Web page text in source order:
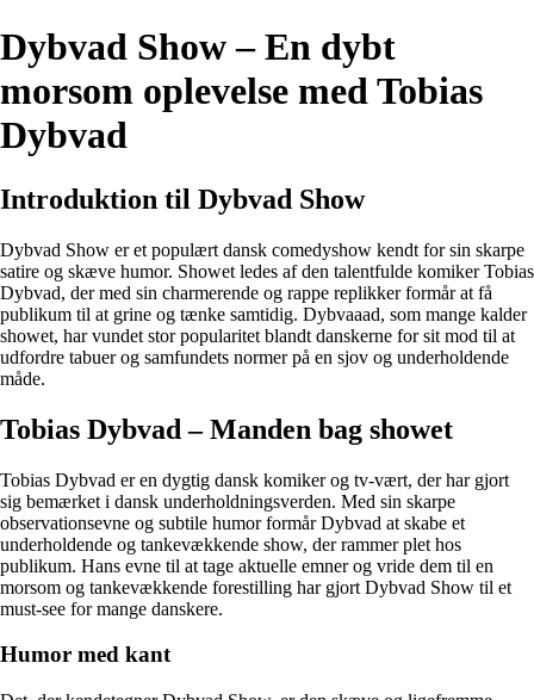
Dybvad Show – En dybt
morsom oplevelse med Tobias
Dybvad
Introduktion til Dybvad Show
Dybvad Show er et populært dansk comedyshow kendt for sin skarpe
satire og skæve humor. Showet ledes af den talentfulde komiker Tobias
Dybvad, der med sin charmerende og rappe replikker formår at få
publikum til at grine og tænke samtidig. Dybvaaad, som mange kalder
showet, har vundet stor popularitet blandt danskerne for sit mod til at
udfordre tabuer og samfundets normer på en sjov og underholdende
måde.
Tobias Dybvad – Manden bag showet
Tobias Dybvad er en dygtig dansk komiker og tv-vært, der har gjort
sig bemærket i dansk underholdningsverden. Med sin skarpe
observationsevne og subtile humor formår Dybvad at skabe et
underholdende og tankevækkende show, der rammer plet hos
publikum. Hans evne til at tage aktuelle emner og vride dem til en
morsom og tankevækkende forestilling har gjort Dybvad Show til et
must-see for mange danskere.
Humor med kant